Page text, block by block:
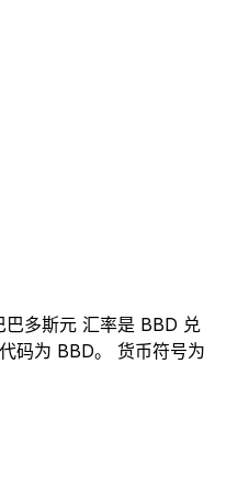
多斯元 汇率是 BBD 兑
码为 BBD。 货币符号为